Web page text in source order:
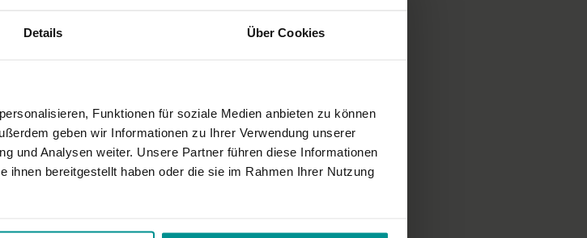
Details Über Cookies
Funktionen für soziale Medien anbieten zu können
geben wir Informationen zu Ihrer Verwendung unserer
und Analysen weiter. Unsere Partner führen diese Informationen
ihnen bereitgestellt haben oder die sie im Rahmen Ihrer Nutzung